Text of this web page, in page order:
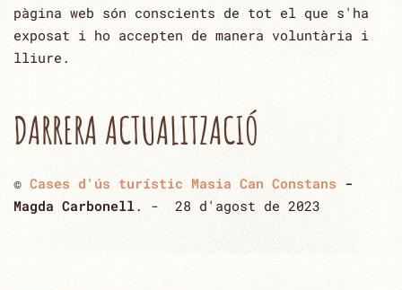
pàgina web són conscients de tot el que s'ha
exposat i ho accepten ‎de manera voluntària i
lliure.‎
DARRERA ACTUALITZACIÓ
© Cases d'ús turístic Masia Can Constans -
Magda Carbonell. - 28 d'agost de 2023